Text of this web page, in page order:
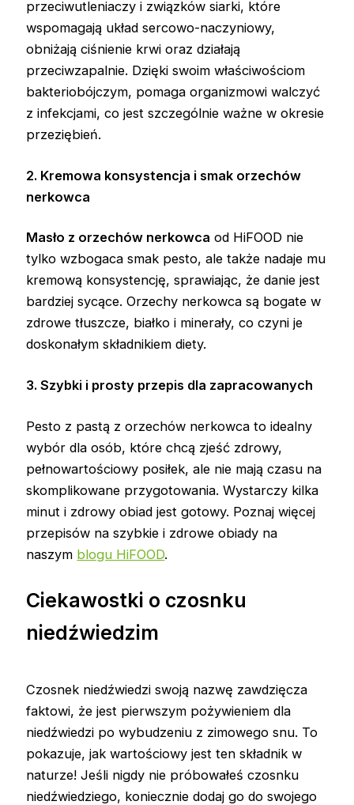
przeciwutleniaczy i związków siarki, które
wspomagają układ sercowo-naczyniowy,
obniżają ciśnienie krwi oraz działają
przeciwzapalnie. Dzięki swoim właściwościom
bakteriobójczym, pomaga organizmowi walczyć
z infekcjami, co jest szczególnie ważne w okresie
przeziębień.
2. Kremowa konsystencja i smak orzechów
nerkowca
Masło z orzechów nerkowca od HiFOOD nie
tylko wzbogaca smak pesto, ale także nadaje mu
kremową konsystencję, sprawiając, że danie jest
bardziej sycące. Orzechy nerkowca są bogate w
zdrowe tłuszcze, białko i minerały, co czyni je
doskonałym składnikiem diety.
3. Szybki i prosty przepis dla zapracowanych
Pesto z pastą z orzechów nerkowca to idealny
wybór dla osób, które chcą zjeść zdrowy,
pełnowartościowy posiłek, ale nie mają czasu na
skomplikowane przygotowania. Wystarczy kilka
minut i zdrowy obiad jest gotowy. Poznaj więcej
przepisów na szybkie i zdrowe obiady na
naszym blogu HiFOOD.
Ciekawostki o czosnku
niedźwiedzim
Czosnek niedźwiedzi swoją nazwę zawdzięcza
faktowi, że jest pierwszym pożywieniem dla
niedźwiedzi po wybudzeniu z zimowego snu. To
pokazuje, jak wartościowy jest ten składnik w
naturze! Jeśli nigdy nie próbowałeś czosnku
niedźwiedziego, koniecznie dodaj go do swojego